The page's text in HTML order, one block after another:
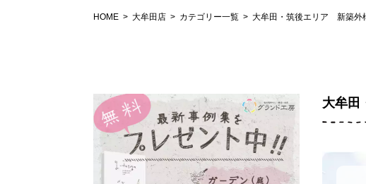
HOME 大牟田店 カテゴリー一覧 大牟田・筑後エリア 新築外
大牟田